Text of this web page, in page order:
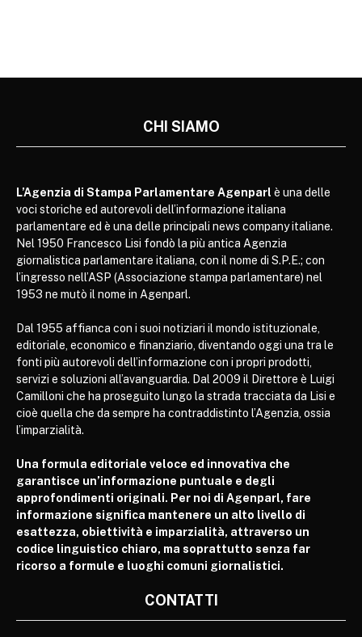
CHI SIAMO
L’Agenzia di Stampa Parlamentare Agenparl è una delle
voci storiche ed autorevoli dell’informazione italiana
parlamentare ed è una delle principali news company italiane.
Nel 1950 Francesco Lisi fondò la più antica Agenzia
giornalistica parlamentare italiana, con il nome di S.P.E.; con
l’ingresso nell’ASP (Associazione stampa parlamentare) nel
1953 ne mutò il nome in Agenparl.
Dal 1955 affianca con i suoi notiziari il mondo istituzionale,
editoriale, economico e finanziario, diventando oggi una tra le
fonti più autorevoli dell’informazione con i propri prodotti,
servizi e soluzioni all’avanguardia. Dal 2009 il Direttore è Luigi
Camilloni che ha proseguito lungo la strada tracciata da Lisi e
cioè quella che da sempre ha contraddistinto l’Agenzia, ossia
l’imparzialità.
Una formula editoriale veloce ed innovativa che
garantisce un’informazione puntuale e degli
approfondimenti originali. Per noi di Agenparl, fare
informazione significa mantenere un alto livello di
esattezza, obiettività e imparzialità, attraverso un
codice linguistico chiaro, ma soprattutto senza far
ricorso a formule e luoghi comuni giornalistici.
CONTATTI